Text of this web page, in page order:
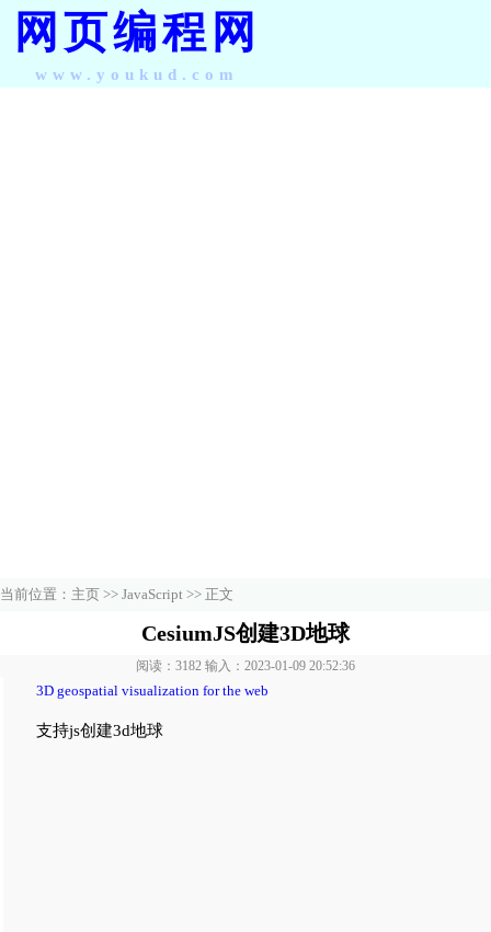
网页编程网
www.youkud.com
当前位置： 主页 >> JavaScript >> 正文
CesiumJS创建3D地球
阅读：3182 输入：2023-01-09 20:52:36
3D geospatial visualization for the web
支持js创建3d地球